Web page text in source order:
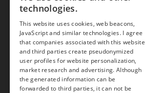
Join the Fun
Press Area
Invite Friends
technologies.
This website uses cookies, web beacons,
JavaScript and similar technologies. I agree
that companies associated with this website
and third parties create pseudonymized
user profiles for website personalization,
market research and advertising. Although
the generated information can be
forwarded to third parties, it can not be